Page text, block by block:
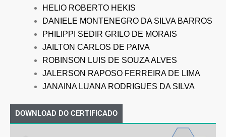
HELIO ROBERTO HEKIS
DANIELE MONTENEGRO DA SILVA BARROS
PHILIPPI SEDIR GRILO DE MORAIS
JAILTON CARLOS DE PAIVA
ROBINSON LUIS DE SOUZA ALVES
JALERSON RAPOSO FERREIRA DE LIMA
JANAINA LUANA RODRIGUES DA SILVA
DOWNLOAD DO CERTIFICADO